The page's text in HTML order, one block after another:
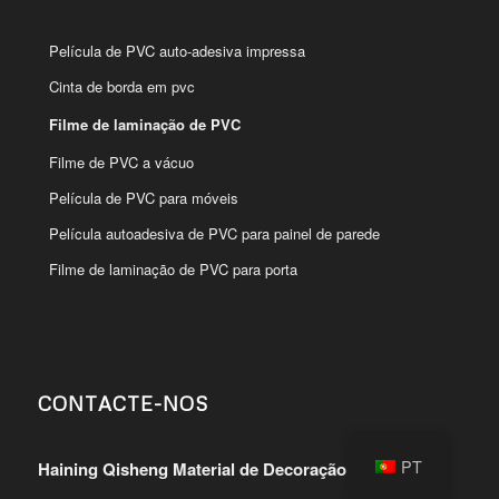
Película de PVC auto-adesiva impressa
Cinta de borda em pvc
Filme de laminação de PVC
Filme de PVC a vácuo
Película de PVC para móveis
Película autoadesiva de PVC para painel de parede
Filme de laminação de PVC para porta
CONTACTE-NOS
Haining Qisheng Material de Decoração Co.,LtdPT